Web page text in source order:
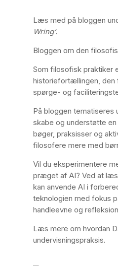
Læs med på bloggen
Wring’.
Bloggen om den
Som filosofisk praktiker
historiefortællingen, den
spørge- og
På bloggen tematiseres
skabe og understøtte
bøger, praksisser og
filosofere mere med
Vil du eksperimentere
præget af AI? Ved at
kan anvende AI i
teknologien med fokus
handleevne og
Læs mere om hvordan
undervisningspraksis.